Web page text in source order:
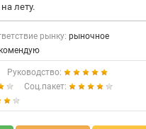
лету.
рынку: рыночное
Руководство:
Соц.пакет: